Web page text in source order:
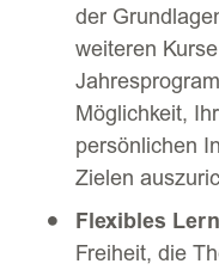
der
weiteren
Möglichkeit,
persönlichen
Zielen
Flexibles
Freiheit, die